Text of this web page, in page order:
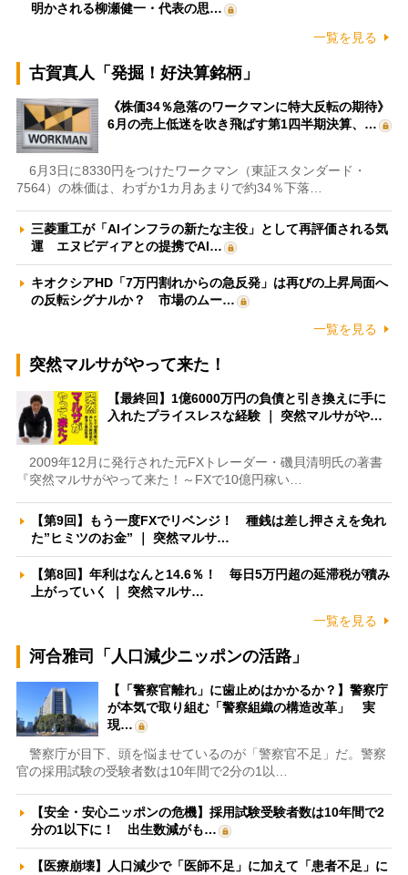
明かされる柳瀬健一・代表の思…
一覧を見る
古賀真人「発掘！好決算銘柄」
《株価34％急落のワークマンに特大反転の期待》
6月の売上低迷を吹き飛ばす第1四半期決算、…
6月3日に8330円をつけたワークマン（東証スタンダード・
7564）の株価は、わずか1カ月あまりで約34％下落…
三菱重工が「AIインフラの新たな主役」として再評価される気
運 エヌビディアとの提携でAI…
キオクシアHD「7万円割れからの急反発」は再びの上昇局面へ
の反転シグナルか？ 市場のムー…
一覧を見る
突然マルサがやって来た！
【最終回】1億6000万円の負債と引き換えに手に
入れたプライスレスな経験 ｜ 突然マルサがや…
2009年12月に発行された元FXトレーダー・磯貝清明氏の著書
『突然マルサがやって来た！～FXで10億円稼い…
【第9回】もう一度FXでリベンジ！ 種銭は差し押さえを免れ
た”ヒミツのお金” ｜ 突然マルサ…
【第8回】年利はなんと14.6％！ 毎日5万円超の延滞税が積み
上がっていく ｜ 突然マルサ…
一覧を見る
河合雅司「人口減少ニッポンの活路」
【「警察官離れ」に歯止めはかかるか？】警察庁
が本気で取り組む「警察組織の構造改革」 実
現…
警察庁が目下、頭を悩ませているのが「警察官不足」だ。警察
官の採用試験の受験者数は10年間で2分の1以…
【安全・安心ニッポンの危機】採用試験受験者数は10年間で2
分の1以下に！ 出生数減がも…
【医療崩壊】人口減少で「医師不足」に加えて「患者不足」に